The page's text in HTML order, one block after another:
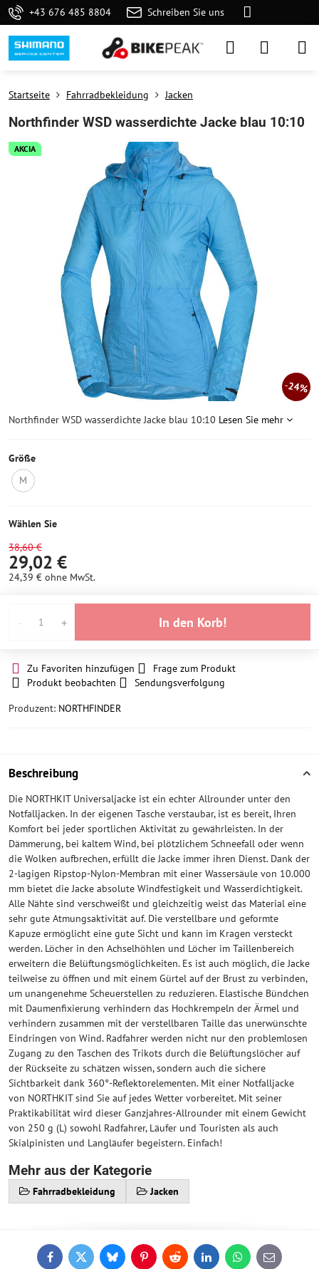
+43 676 485 8804 Schreiben Sie uns
AKCIA
24%
Startseite Fahrradbekleidung Jacken
Northfinder WSD wasserdichte Jacke blau 10:10
Northfinder WSD wasserdichte Jacke blau 10:10 Lesen Sie mehr
Größe
M
Lager
Wählen Sie
38,60 €
29,02 €
24,39 € ohne MwSt.
In den Korb!
Zu Favoriten hinzufügen
Frage zum Produkt
Produkt beobachten
Sendungsverfolgung
Produzent: NORTHFINDER
Beschreibung
Die NORTHKIT Universaljacke ist ein echter Allrounder unter den
Notfalljacken. In der eigenen Tasche verstaubar, ist es bereit, Ihren
Komfort bei jeder sportlichen Aktivität zu gewährleisten. In der
Dämmerung, bei kaltem Wind, bei plötzlichem Schneefall oder wenn
die Wolken aufbrechen, erfüllt die Jacke immer ihren Dienst. Dank der
2-lagigen Ripstop-Nylon-Membran mit einer Wassersäule von 10.000
mm bietet die Jacke absolute Windfestigkeit und Wasserdichtigkeit.
Alle Nähte sind verschweißt und gleichzeitig weist das Material eine
sehr gute Atmungsaktivität auf. Die verstellbare und geformte
Kapuze ermöglicht eine gute Sicht und kann im Kragen versteckt
werden. Löcher in den Achselhöhlen und Löcher im Taillenbereich
erweitern die Belüftungsmöglichkeiten. Es ist auch möglich, die Jacke
teilweise zu öffnen und mit einem Gürtel auf der Brust zu verbinden,
um unangenehme Scheuerstellen zu reduzieren. Elastische Bündchen
mit Daumenfixierung verhindern das Hochkrempeln der Ärmel und
verhindern zusammen mit der verstellbaren Taille das unerwünschte
Eindringen von Wind. Radfahrer werden nicht nur den problemlosen
Zugang zu den Taschen des Trikots durch die Belüftungslöcher auf
der Rückseite zu schätzen wissen, sondern auch die sichere
Sichtbarkeit dank 360°-Reflektorelementen. Mit einer Notfalljacke
von NORTHKIT sind Sie auf jedes Wetter vorbereitet. Mit seiner
Praktikabilität wird dieser Ganzjahres-Allrounder mit einem Gewicht
von 250 g (L) sowohl Radfahrer, Läufer und Touristen als auch
Skialpinisten und Langläufer begeistern. Einfach!
Mehr aus der Kategorie
Fahrradbekleidung Jacken
FacebookTwitterBlueskyPinterestReddit LinkedInWhatsApp
E-